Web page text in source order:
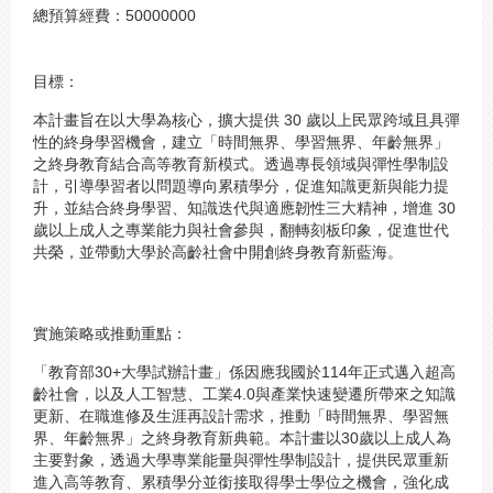
總預算經費： 50000000
目標：
本計畫旨在以大學為核心，擴大提供 30 歲以上民眾跨域且具彈
性的終身學習機會，建立「時間無界、學習無界、年齡無界」
之終身教育結合高等教育新模式。透過專長領域與彈性學制設
計，引導學習者以問題導向累積學分，促進知識更新與能力提
升，並結合終身學習、知識迭代與適應韌性三大精神，增進 30
歲以上成人之專業能力與社會參與，翻轉刻板印象，促進世代
共榮，並帶動大學於高齡社會中開創終身教育新藍海。
實施策略或推動重點：
「教育部30+大學試辦計畫」係因應我國於114年正式邁入超高
齡社會，以及人工智慧、工業4.0與產業快速變遷所帶來之知識
更新、在職進修及生涯再設計需求，推動「時間無界、學習無
界、年齡無界」之終身教育新典範。本計畫以30歲以上成人為
主要對象，透過大學專業能量與彈性學制設計，提供民眾重新
進入高等教育、累積學分並銜接取得學士學位之機會，強化成